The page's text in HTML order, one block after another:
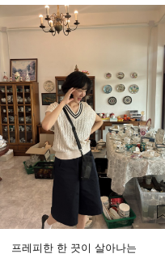
프레피한 한 끗이 살아나는